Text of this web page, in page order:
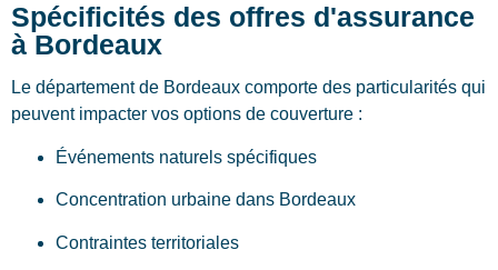
Spécificités des offres d'assurance
à Bordeaux
Le département de Bordeaux comporte des particularités qui
peuvent impacter vos options de couverture :
Événements naturels spécifiques
Concentration urbaine dans Bordeaux
Contraintes territoriales